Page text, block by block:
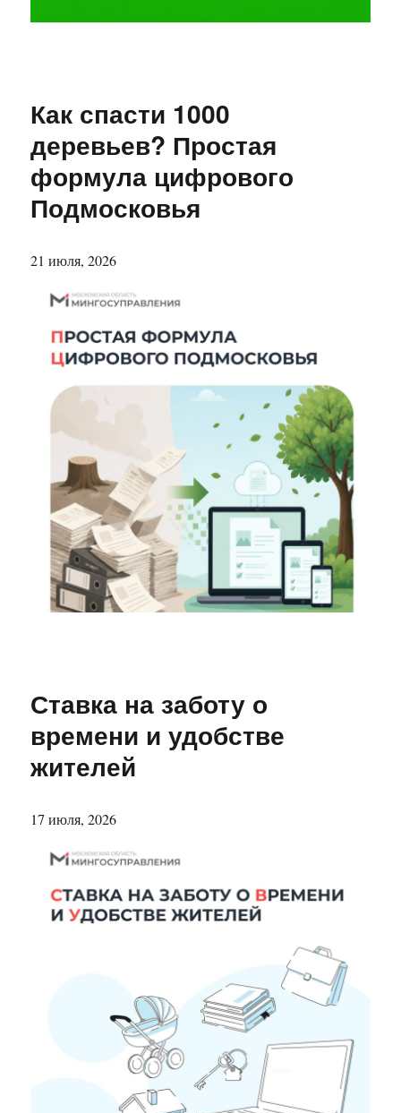
Как спасти 1000
деревьев? Простая
формула цифрового
Подмосковья
21 июля, 2026
Ставка на заботу о
времени и удобстве
жителей
17 июля, 2026